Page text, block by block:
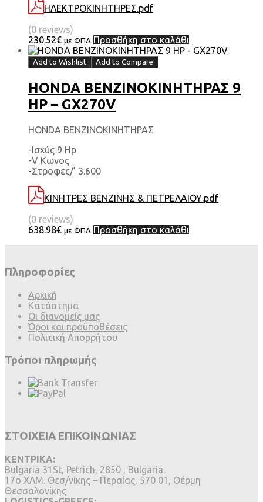
ΗΛΕΚΤΡΟΚΙΝΗΤΗΡΕΣ.pdf
(0 reviews)
230.52€ με ΦΠΑ Προσθήκη στο καλάθι
Add to Wishlist Add to Compare
HONDA ΒΕΝΖΙΝΟΚΙΝΗΤΗΡΑΣ 9
HP – GX270V
HONDA ΒΕΝΖΙΝΟΚΙΝΗΤΗΡΑΣ
-Ισχύς 9 Hp
-V Κωνος
-Στροφες/’ 3.600
ΚΙΝΗΤΡΕΣ ΒΕΝΖΙΝΗΣ & ΠΕΤΡΕΛΑΙΟΥ.pdf
(0 reviews)
638.98€ με ΦΠΑ Προσθήκη στο καλάθι
Πληροφορίες
Αρχική
Κατάστημα
Οι διανομείς μας
Όροι και προϋποθέσεις
Πολιτική Απορρήτου
Τρόποι πληρωμής
ΣΤΟΙΧΕΙΑ ΕΠΙΚΟΙΝΩΝΙΑΣ
ΚΕΝΤΡΙΚΑ:
Bulgaria 31St, Petrich, 2850 , Bulgaria.
17ο ΧΛΜ. Θεσ/νίκης – Περαίας, 570 01, Θέρμη
Θεσσαλονίκης